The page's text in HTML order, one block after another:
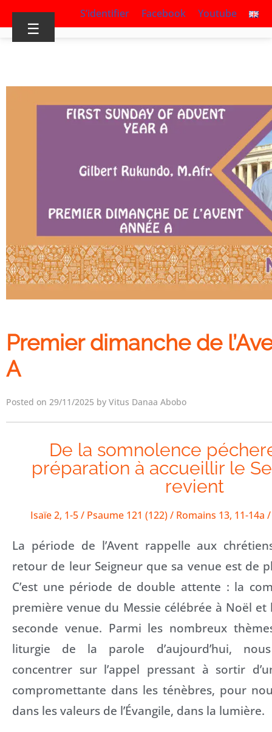
S’identifier Facebook Youtube
☰
Premier dimanche de
A
Posted on 29/11/2025 by Vitus Danaa Abobo
De la somnolence
préparation à accueillir le
revient
Isaïe 2, 1-5 / Psaume 121 (122) / Romains 13, 11-14a
La période de l’Avent rappelle aux
retour de leur Seigneur que sa venue est de
C’est une période de double attente : la
première venue du Messie célébrée à Noël
seconde venue. Parmi les nombreux
liturgie de la parole d’aujourd’hui,
concentrer sur l’appel pressant à sortir
compromettante dans les ténèbres, pour
dans les valeurs de l’Évangile, dans la lumière.